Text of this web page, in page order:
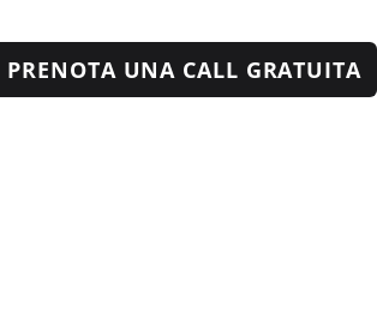
PRENOTA UNA CALL GRATUITA